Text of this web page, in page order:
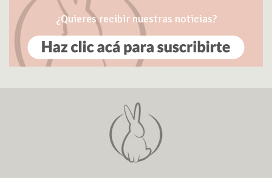
¿Quieres recibir nuestras noticias?